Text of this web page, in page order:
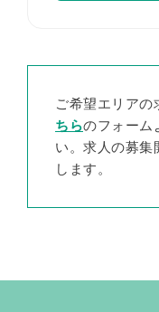
ご希望エリアの
ちらのフォーム
い。求人の募集
します。